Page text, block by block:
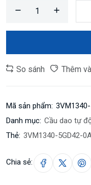
So sánh Thêm
Mã sản phẩm:
Danh mục: Cầu dao tự
Thẻ: 3VM1340-5GD42-
Chia sẻ: